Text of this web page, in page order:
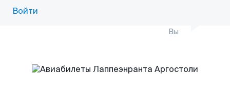
Войти
Вы